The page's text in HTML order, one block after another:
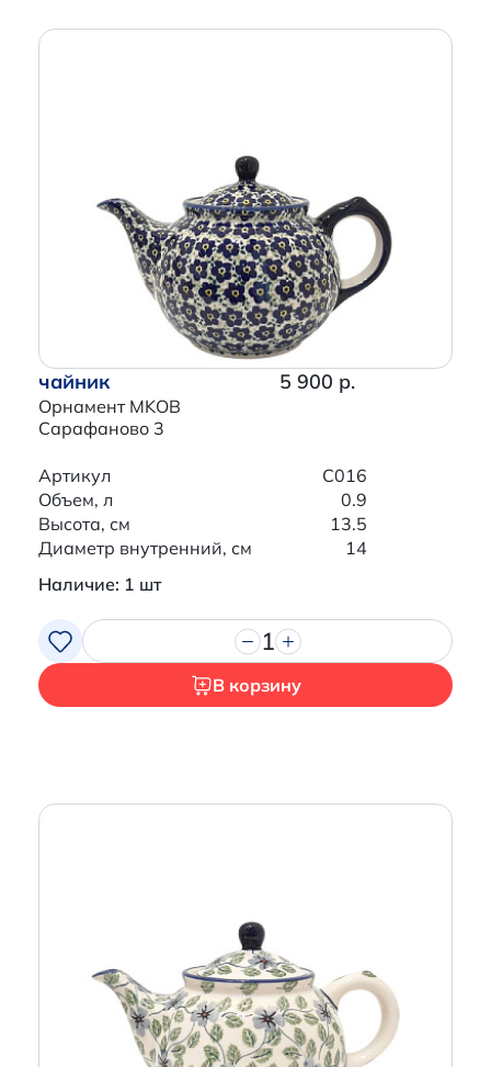
Итого:
0 р.
чайник
Орнамент MKOB
Сарафаново 3
5 900 р.
Артикул
C016
Объем, л
0.9
Высота, см
13.5
Диаметр внутренний, см
14
Наличие: 1 шт
1
В корзину